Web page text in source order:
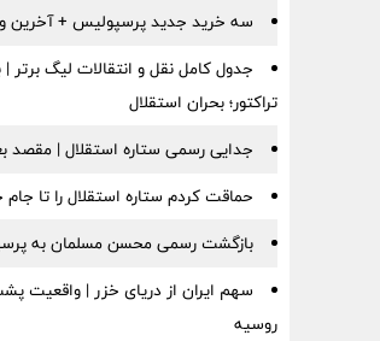
سه خرید جدید پرسپولیس + آخرین
جدول کامل نقل و انتقالات لیگ
تراکتور؛ بحران استقلال
جدایی رسمی ستاره استقلال | مقصد
حماقت کردم ستاره استقلال را تا جام
بازگشت رسمی محسن مسلمان به
سهم ایران از دریای خزر | واقعیت
روسیه